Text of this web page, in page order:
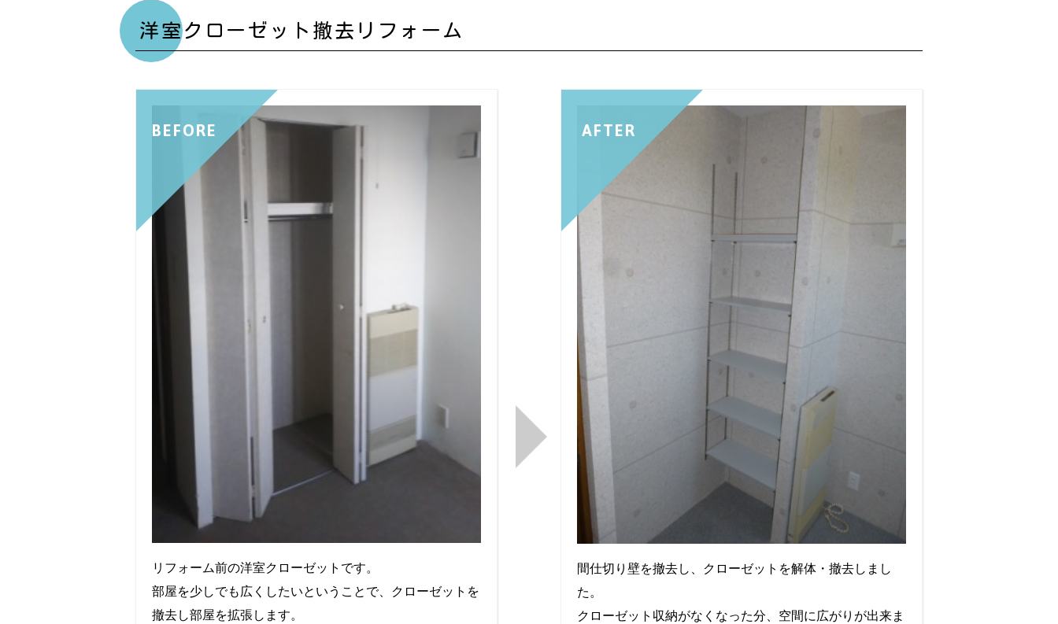
洋室クローゼット撤去リフォーム
BEFORE
リフォーム前の洋室クローゼットです。
部屋を少しでも広くしたいということで、クローゼットを
撤去し部屋を拡張します。
AFTER
間仕切り壁を撤去し、クローゼットを解体・撤去しまし
た。
クローゼット収納がなくなった分、空間に広がりが出来ま